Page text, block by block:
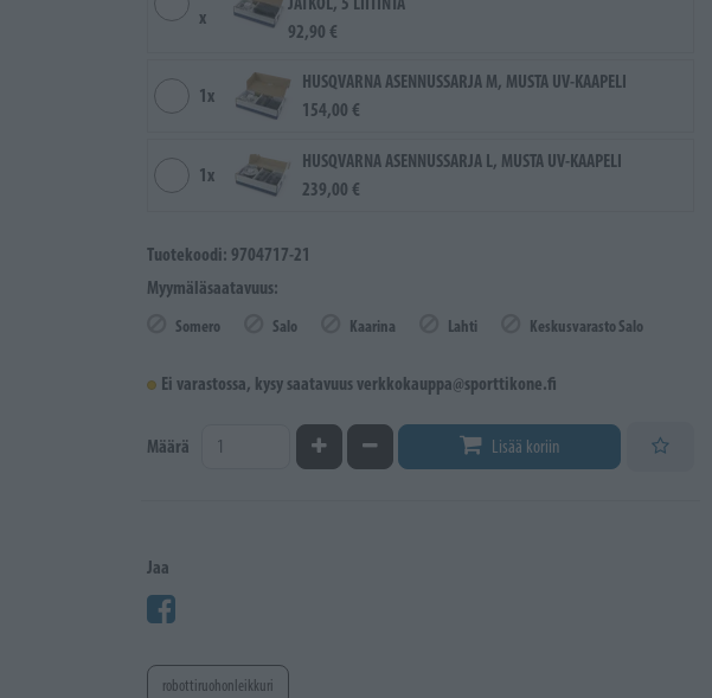
x
92,90 €
1x
HUSQVARNA ASENNUSSARJA M, MUSTA UV-KAAPELI
154,00 €
1x
HUSQVARNA ASENNUSSARJA L, MUSTA UV-KAAPELI
239,00 €
Tuotekoodi: 9704717-21
Myymäläsaatavuus:
Somero Salo Kaarina Lahti Keskusvarasto Salo
Ei varastossa, kysy saatavuus verkkokauppa@sporttikone.fi
Määrä Kasvata määrääVähennä määrää Lisää koriin
Jaa
robottiruohonleikkuri